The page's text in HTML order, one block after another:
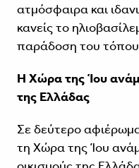
ατμόσφαιρα και
κανείς το
παράδοση του
Η Χώρα της Ίου
της Ελλάδας
Σε δεύτερο
τη Χώρα της Ίου